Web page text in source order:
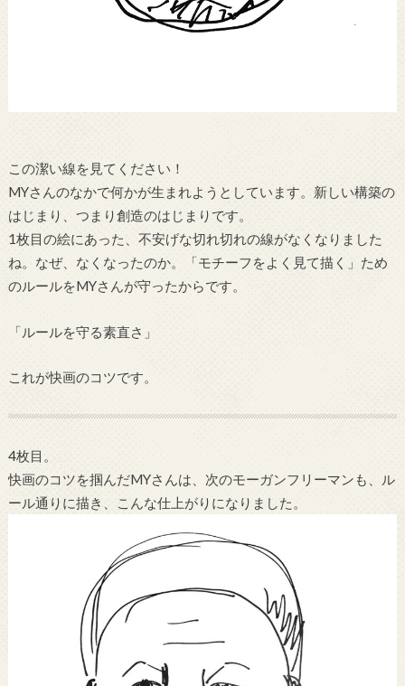
この潔い線を見てください！
MYさんのなかで何かが生まれようとしています。新しい構築の
はじまり、つまり創造のはじまりです。
1枚目の絵にあった、不安げな切れ切れの線がなくなりました
ね。なぜ、なくなったのか。「モチーフをよく見て描く」ため
のルールをMYさんが守ったからです。
「ルールを守る素直さ」
これが快画のコツです。
4枚目。
快画のコツを掴んだMYさんは、次のモーガンフリーマンも、ル
ール通りに描き、こんな仕上がりになりました。